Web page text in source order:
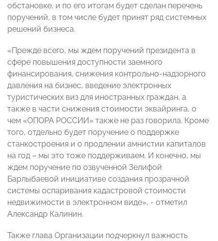
обстановке, и по его итогам будет сделан перечень
поручений, в том числе будет принят ряд системных
решений бизнеса.
«Прежде всего, мы ждем поручений президента в
сфере повышения доступности заемного
финансирования, снижения контрольно-надзорного
давления на бизнес, введение электронных
туристических виз для иностранных граждан, а
также в части снижения стоимости эквайринга, о
чем «ОПОРА РОССИИ» также не раз говорила. Кроме
того, отдельно будет поручение о поддержке
станкостроения и о продлении амнистии капиталов
на год – мы это тоже поддерживаем. И конечно, мы
ждем поручение по озвученной Зелифой
Барлыбаевой инициативе создания прозрачной
системы оспаривания кадастровой стоимости
недвижимости в электронном виде», - отметил
Александр Калинин.
Также глава Организации подчеркнул важность